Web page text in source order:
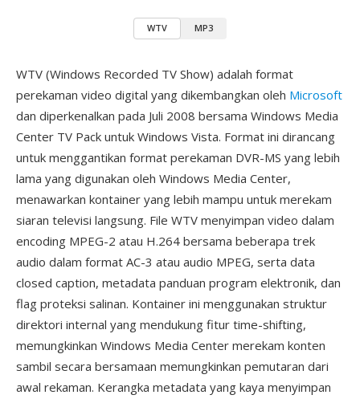
WTV MP3
WTV (Windows Recorded TV Show) adalah format
perekaman video digital yang dikembangkan oleh Microsoft
dan diperkenalkan pada Juli 2008 bersama Windows Media
Center TV Pack untuk Windows Vista. Format ini dirancang
untuk menggantikan format perekaman DVR-MS yang lebih
lama yang digunakan oleh Windows Media Center,
menawarkan kontainer yang lebih mampu untuk merekam
siaran televisi langsung. File WTV menyimpan video dalam
encoding MPEG-2 atau H.264 bersama beberapa trek
audio dalam format AC-3 atau audio MPEG, serta data
closed caption, metadata panduan program elektronik, dan
flag proteksi salinan. Kontainer ini menggunakan struktur
direktori internal yang mendukung fitur time-shifting,
memungkinkan Windows Media Center merekam konten
sambil secara bersamaan memungkinkan pemutaran dari
awal rekaman. Kerangka metadata yang kaya menyimpan